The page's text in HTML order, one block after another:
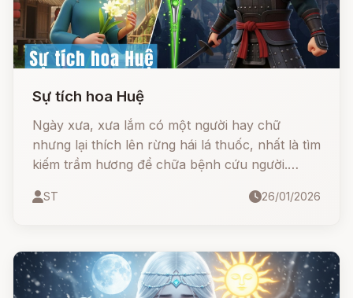
Sự tích hoa Huệ
Ngày xưa, xưa lắm có một người hay chữ
nhưng lại thích lên rừng hái lá thuốc, nhất là tìm
kiếm trầm hương để chữa bệnh cứu người.
như thể tự chữa những chỗ cây bị chém, bị
ST 26/01/2026